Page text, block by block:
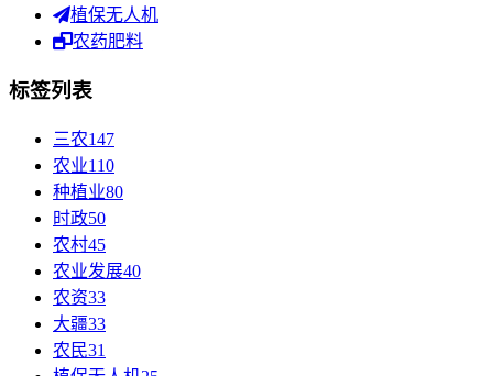
植保无人机
农药肥料
标签列表
三农147
农业110
种植业80
时政50
农村45
农业发展40
农资33
大疆33
农民31